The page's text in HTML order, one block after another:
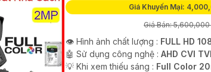
Giá Khuyến Mại:
Giá Bán: 5,600,000
👁 Hình ảnh chất lượng : FULL HD
🤖️ Sử dụng công nghệ : AHD CVI
💡 Khi xem thiếu sáng : Full Color